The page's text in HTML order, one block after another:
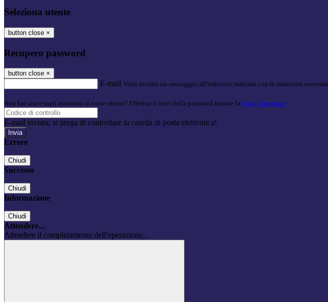
Seleziona utente
button close ×
Recupero password
button close ×
E-mail Verrà inviato un messaggio all'indirizzo indicato con le istruzioni
Non hai una e-mail associata al nome utente? Effettua il reset della password tramite la Login Spaggiari
E-mail inviata, si prega di controllare la casella di posta elettronica!
Errore
Chiudi
Successo
Chiudi
Informazione
Chiudi
Attendere...
Attendere il completamento dell'operazione...